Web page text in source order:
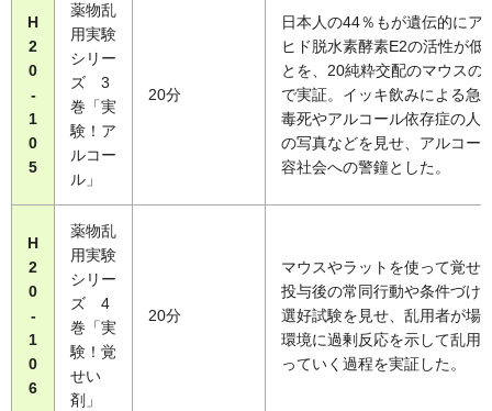
H
2
0
-
1
0
5
薬物乱
用実験
シリー
ズ 3
巻「実
験！ア
ルコー
ル」
20分
日本人の44％もが遺伝的にア
ヒド脱水素酵素E2の活性が低
とを、20純粋交配のマウスの
で実証。イッキ飲みによる急
毒死やアルコール依存症の人
の写真などを見せ、アルコー
容社会への警鐘とした。
H
2
0
-
1
0
6
薬物乱
用実験
シリー
ズ 4
巻「実
験！覚
せい
剤」
20分
マウスやラットを使って覚せ
投与後の常同行動や条件づけ
選好試験を見せ、乱用者が場
環境に過剰反応を示して乱用
っていく過程を実証した。